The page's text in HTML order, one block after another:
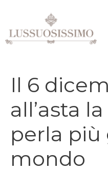
contenuto
Il 6
all’asta
perla più
mondo